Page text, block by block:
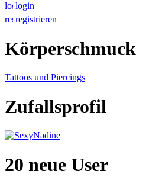
login
registrieren
Körperschmuck
Tattoos und Piercings
Zufallsprofil
20 neue User